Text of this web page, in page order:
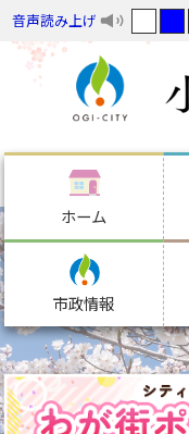
音声読み上げ
ホーム
市政情報